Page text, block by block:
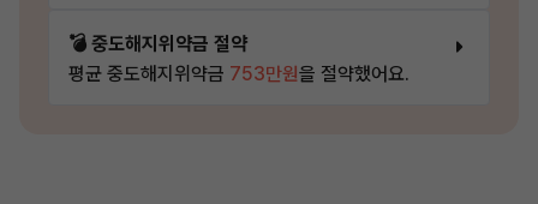
💣 중도해지위약금 절약
평균 중도해지위약금 753만원을 절약했어요.